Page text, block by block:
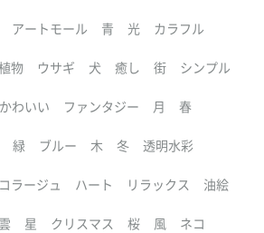
アートモール 青 光 カラフル
物 ウサギ 犬 癒し 街 シンプル
かわいい ファンタジー 月 春
緑 ブルー 木 冬 透明水彩
コラージュ ハート リラックス 油絵
雲 星 クリスマス 桜 風 ネコ